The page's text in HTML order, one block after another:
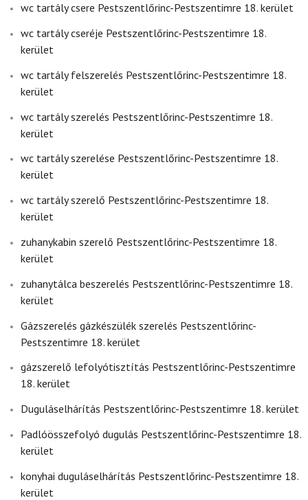
wc tartály csere Pestszentlőrinc-Pestszentimre 18. kerület
wc tartály cseréje Pestszentlőrinc-Pestszentimre 18.
kerület
wc tartály felszerelés Pestszentlőrinc-Pestszentimre 18.
kerület
wc tartály szerelés Pestszentlőrinc-Pestszentimre 18.
kerület
wc tartály szerelése Pestszentlőrinc-Pestszentimre 18.
kerület
wc tartály szerelő Pestszentlőrinc-Pestszentimre 18.
kerület
zuhanykabin szerelő Pestszentlőrinc-Pestszentimre 18.
kerület
zuhanytálca beszerelés Pestszentlőrinc-Pestszentimre 18.
kerület
Gázszerelés gázkészülék szerelés Pestszentlőrinc-
Pestszentimre 18. kerület
gázszerelő lefolyótisztítás Pestszentlőrinc-Pestszentimre
18. kerület
Duguláselhárítás Pestszentlőrinc-Pestszentimre 18. kerület
Padlóösszefolyó dugulás Pestszentlőrinc-Pestszentimre 18.
kerület
konyhai duguláselhárítás Pestszentlőrinc-Pestszentimre 18.
kerület